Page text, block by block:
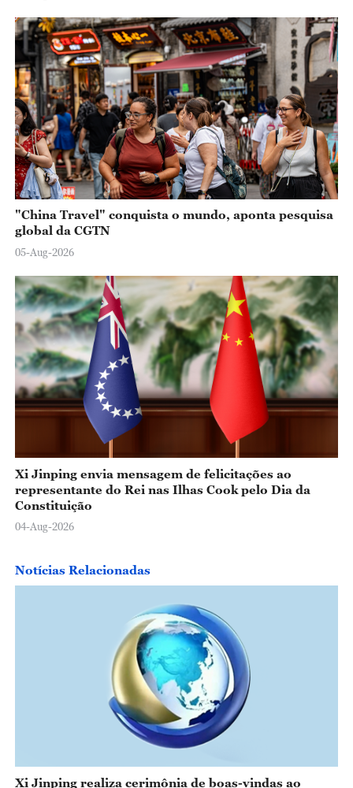
"China Travel" conquista o mundo, aponta pesquisa
global da CGTN
05-Aug-2026
Xi Jinping envia mensagem de felicitações ao
representante do Rei nas Ilhas Cook pelo Dia da
Constituição
04-Aug-2026
Notícias Relacionadas
Xi Jinping realiza cerimônia de boas-vindas ao